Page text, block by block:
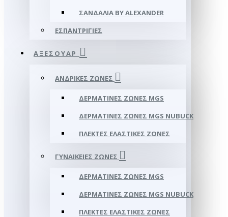
ΣΑΝΔΆΛΙΑ BY ALEXANDER
ΕΣΠΑΝΤΡΊΓΙΕΣ
ΑΞΕΣΟΥΑΡ
ΑΝΔΡΙΚΈΣ ΖΏΝΕΣ
ΔΕΡΜΆΤΙΝΕΣ ΖΏΝΕΣ MGS
ΔΕΡΜΆΤΙΝΕΣ ΖΏΝΕΣ MGS NUBUCK
ΠΛΕΚΤΈΣ ΕΛΑΣΤΙΚΈΣ ΖΏΝΕΣ
ΓΥΝΑΙΚΕΊΕΣ ΖΏΝΕΣ
ΔΕΡΜΆΤΙΝΕΣ ΖΏΝΕΣ MGS
ΔΕΡΜΆΤΙΝΕΣ ΖΏΝΕΣ MGS NUBUCK
ΠΛΕΚΤΈΣ ΕΛΑΣΤΙΚΈΣ ΖΏΝΕΣ